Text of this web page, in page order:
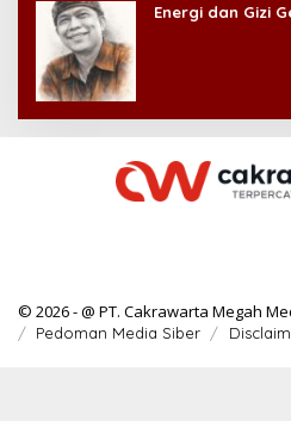
Energi dan Gizi
© 2026 - @ PT. Cakrawarta Megah
Pedoman Media Siber